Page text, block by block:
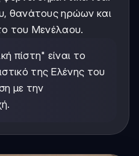
θανάτους ηρώων και
του Μενέλαου.
πίστη" είναι το
της Ελένης του
με την